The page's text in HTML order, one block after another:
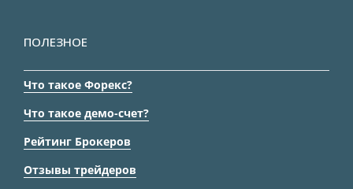
ПОЛЕЗНОЕ
Что такое Форекс?
Что такое демо-счет?
Рейтинг Брокеров
Отзывы трейдеров